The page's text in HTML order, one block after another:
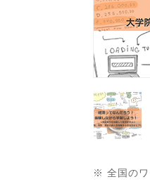
※ 全国のワ